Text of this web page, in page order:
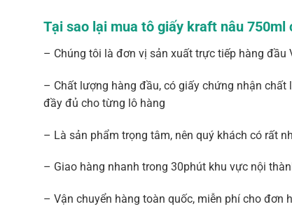
Tại sao lại mua tô giấy kraft nâu 750ml
– Chúng tôi là đơn vị sản xuất trực tiếp hàng đầu
– Chất lượng hàng đầu, có giấy chứng nhận
đầy đủ cho từng lô hàng
– Là sản phẩm trọng tâm, nên quý khách có rất
– Giao hàng nhanh trong 30phút khu vực nội
– Vận chuyển hàng toàn quốc, miễn phí cho đơn